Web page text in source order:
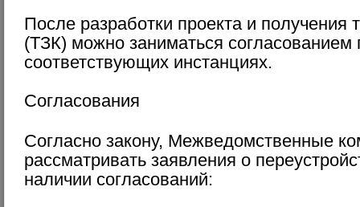
После разработки проекта и получения
(ТЗК) можно заниматься согласованием
соответствующих инстанциях.
Согласования
Согласно закону, Межведомственные
рассматривать заявления о
наличии согласований: